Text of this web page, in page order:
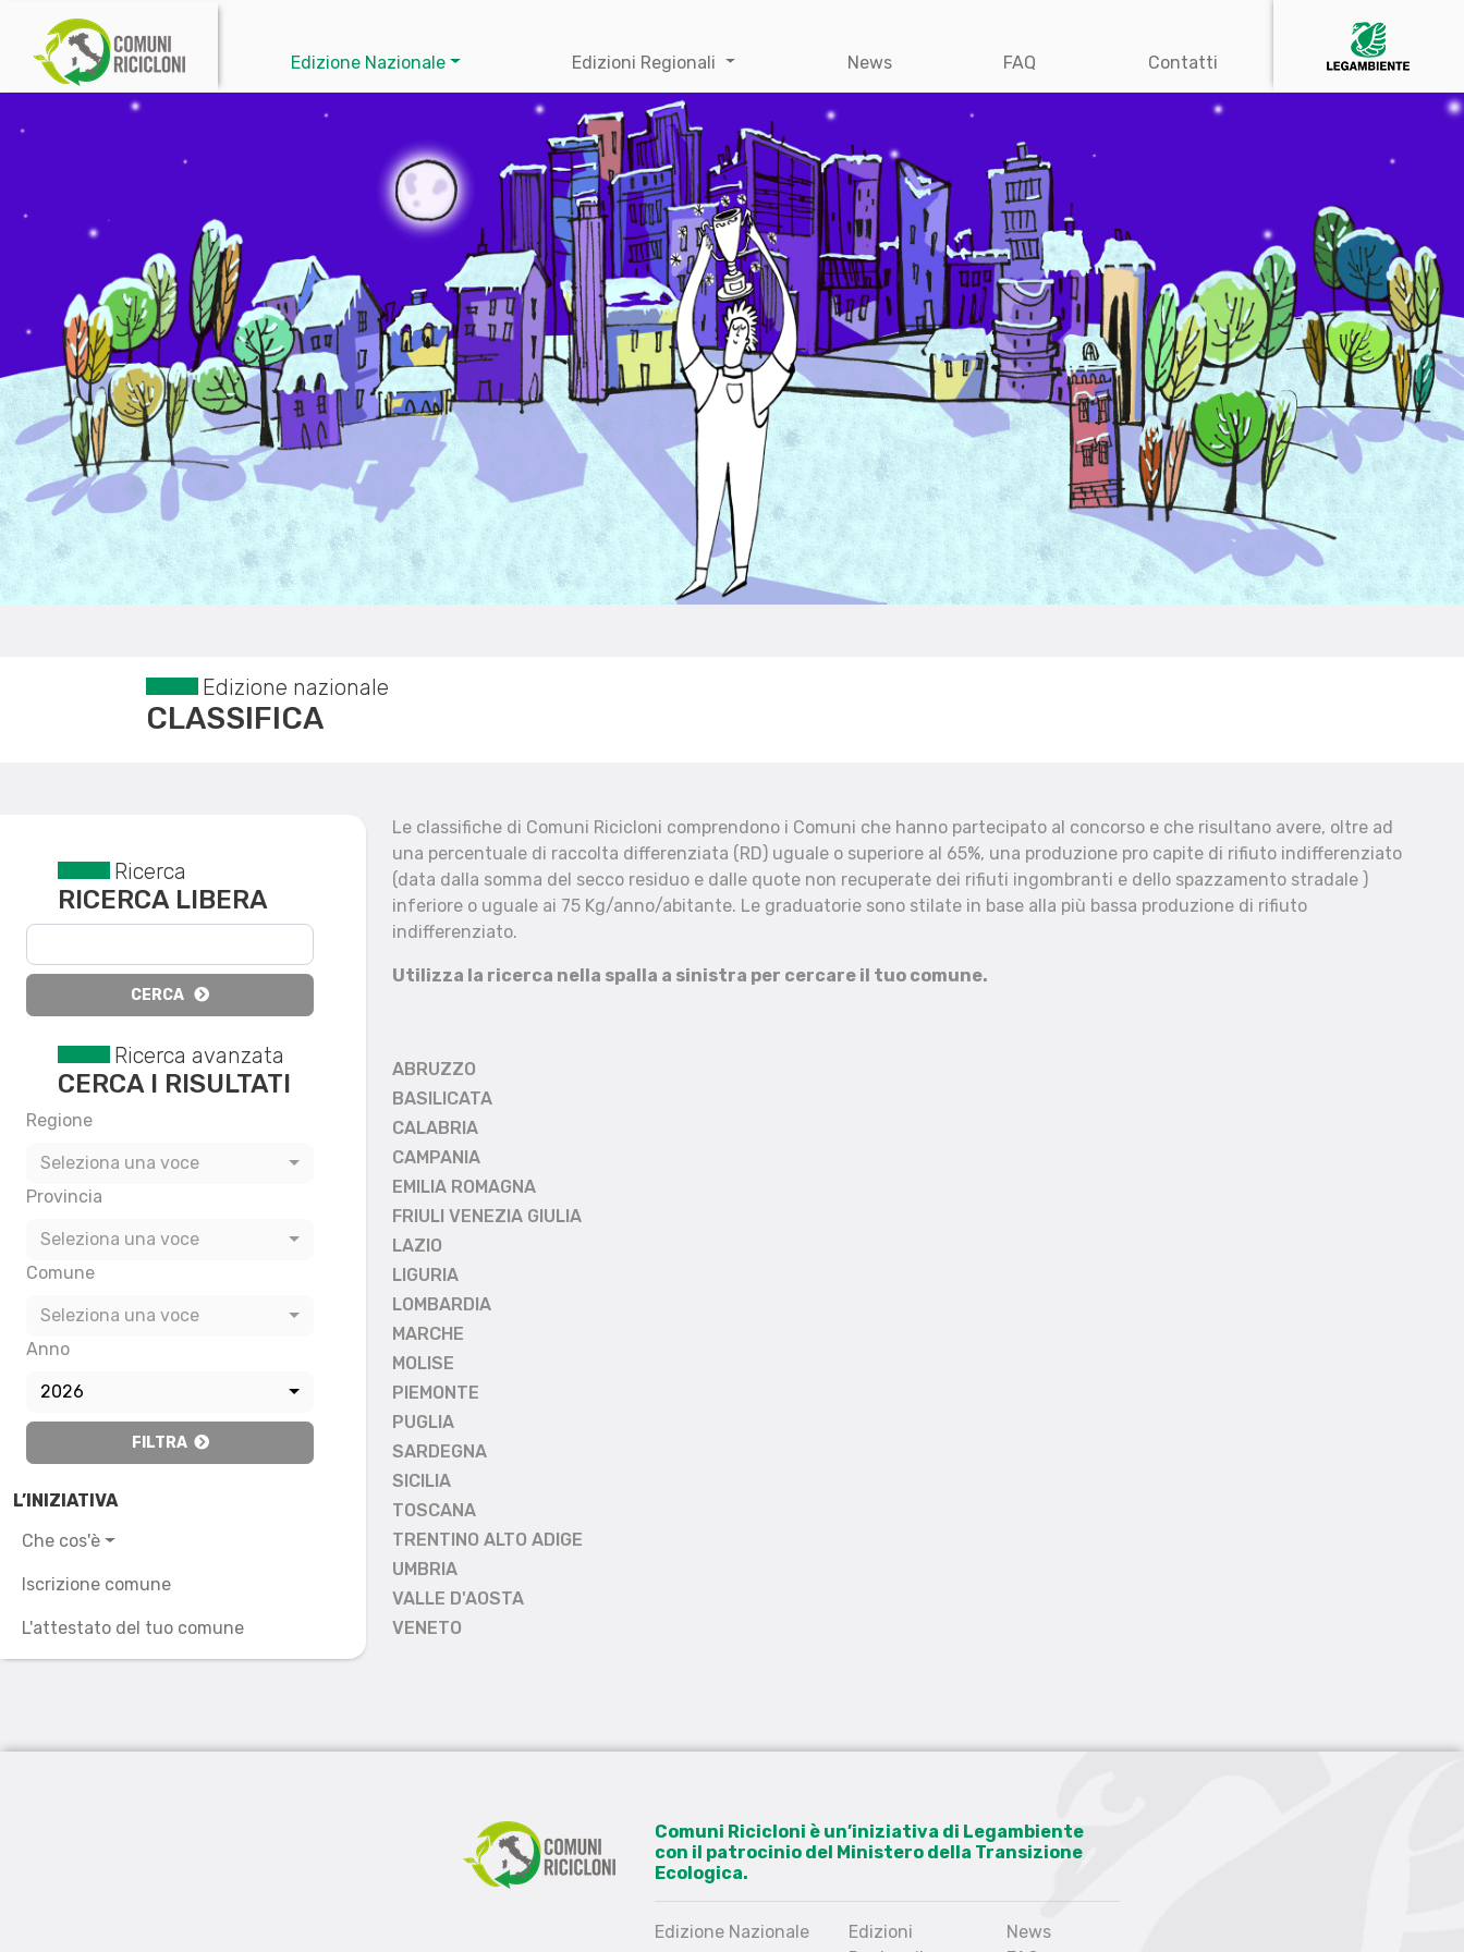
Edizione Nazionale Edizioni Regionali News FAQ Contatti
Edizione nazionale
CLASSIFICA
Reset filtri
Ricerca
RICERCA LIBERA
CERCA
Ricerca avanzata
CERCA I RISULTATI
Regione
Seleziona una voce
Provincia
Seleziona una voce
Comune
Seleziona una voce
Anno
2026
FILTRA
L’INIZIATIVA
Che cos'è
Iscrizione comune
L'attestato del tuo comune
Le classifiche di Comuni Ricicloni comprendono i Comuni che hanno partecipato al concorso e che risultano avere, oltre ad
una percentuale di raccolta differenziata (RD) uguale o superiore al 65%, una produzione pro capite di rifiuto indifferenziato
(data dalla somma del secco residuo e dalle quote non recuperate dei rifiuti ingombranti e dello spazzamento stradale )
inferiore o uguale ai 75 Kg/anno/abitante. Le graduatorie sono stilate in base alla più bassa produzione di rifiuto
indifferenziato.
Utilizza la ricerca nella spalla a sinistra per cercare il tuo comune.
ABRUZZO
BASILICATA
CALABRIA
CAMPANIA
EMILIA ROMAGNA
FRIULI VENEZIA GIULIA
LAZIO
LIGURIA
LOMBARDIA
MARCHE
MOLISE
PIEMONTE
PUGLIA
SARDEGNA
SICILIA
TOSCANA
TRENTINO ALTO ADIGE
UMBRIA
VALLE D'AOSTA
VENETO
Comuni Ricicloni è un’iniziativa di Legambiente
con il patrocinio del Ministero della Transizione
Ecologica.
Edizione Nazionale
Edizioni
News